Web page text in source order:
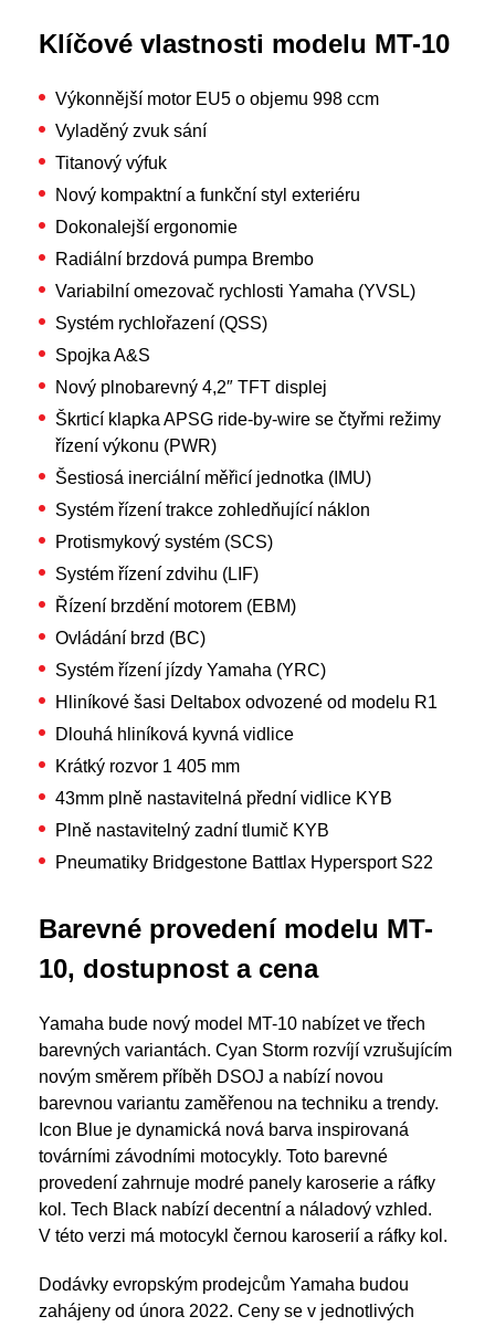
Klíčové vlastnosti modelu MT-10
Výkonnější motor EU5 o objemu 998 ccm
Vyladěný zvuk sání
Titanový výfuk
Nový kompaktní a funkční styl exteriéru
Dokonalejší ergonomie
Radiální brzdová pumpa Brembo
Variabilní omezovač rychlosti Yamaha (YVSL)
Systém rychlořazení (QSS)
Spojka A&S
Nový plnobarevný 4,2″ TFT displej
Škrticí klapka APSG ride-by-wire se čtyřmi režimy
řízení výkonu (PWR)
Šestiosá inerciální měřicí jednotka (IMU)
Systém řízení trakce zohledňující náklon
Protismykový systém (SCS)
Systém řízení zdvihu (LIF)
Řízení brzdění motorem (EBM)
Ovládání brzd (BC)
Systém řízení jízdy Yamaha (YRC)
Hliníkové šasi Deltabox odvozené od modelu R1
Dlouhá hliníková kyvná vidlice
Krátký rozvor 1 405 mm
43mm plně nastavitelná přední vidlice KYB
Plně nastavitelný zadní tlumič KYB
Pneumatiky Bridgestone Battlax Hypersport S22
Barevné provedení modelu MT-
10, dostupnost a cena
Yamaha bude nový model MT-10 nabízet ve třech
barevných variantách. Cyan Storm rozvíjí vzrušujícím
novým směrem příběh DSOJ a nabízí novou
barevnou variantu zaměřenou na techniku a trendy.
Icon Blue je dynamická nová barva inspirovaná
továrními závodními motocykly. Toto barevné
provedení zahrnuje modré panely karoserie a ráfky
kol. Tech Black nabízí decentní a náladový vzhled.
V této verzi má motocykl černou karoserií a ráfky kol.
Dodávky evropským prodejcům Yamaha budou
zahájeny od února 2022. Ceny se v jednotlivých